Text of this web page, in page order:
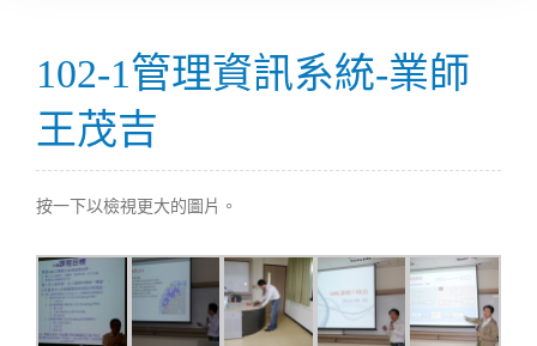
102-1管理資訊系統-業師
王茂吉
按一下以檢視更大的圖片。